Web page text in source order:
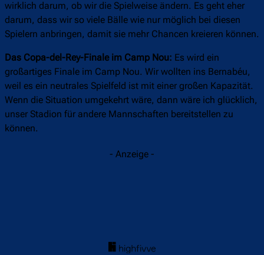
wirklich darum, ob wir die Spielweise ändern. Es geht eher
darum, dass wir so viele Bälle wie nur möglich bei diesen
Spielern anbringen, damit sie mehr Chancen kreieren können.
Das Copa-del-Rey-Finale im Camp Nou: Es wird ein
großartiges Finale im Camp Nou. Wir wollten ins Bernabéu,
weil es ein neutrales Spielfeld ist mit einer großen Kapazität.
Wenn die Situation umgekehrt wäre, dann wäre ich glücklich,
unser Stadion für andere Mannschaften bereitstellen zu
können.
- Anzeige -